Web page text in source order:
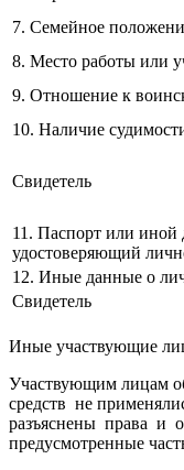
7. Семейное
8. Место работы или
9. Отношение к
10. Наличие
Свидетель
11. Паспорт или иной
удостоверяющий
12. Иные данные о
Свидетель
Иные участвующие
Участвующим лицам
средств не
разъяснены права и
предусмотренные